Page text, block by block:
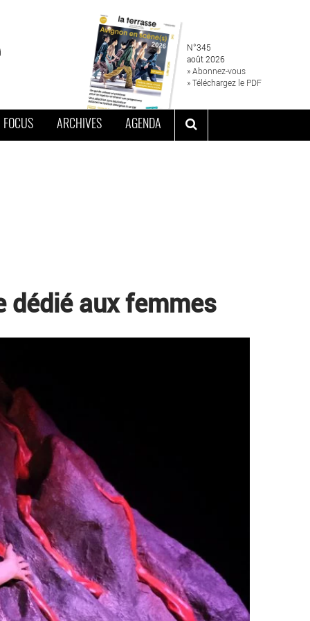
N°345
août 2026
» Abonnez-vous
» Téléchargez le PDF
FOCUS ARCHIVES AGENDA
dédié aux femmes